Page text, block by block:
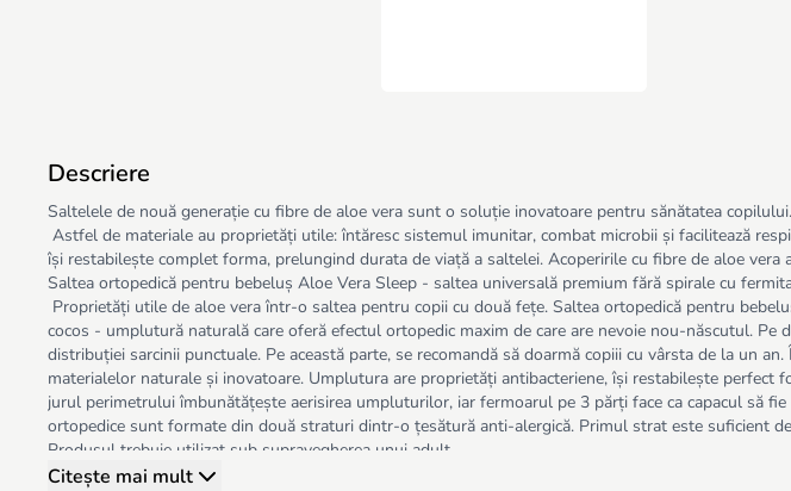
Descriere
Saltelele de nouă generație cu fibre de aloe vera sunt o soluție inovatoare pentru sănătatea copilului.
Astfel de materiale au proprietăți utile: întăresc sistemul imunitar, combat microbii și facilitează
își restabilește complet forma, prelungind durata de viață a saltelei. Acoperirile cu fibre de aloe
Saltea ortopedică pentru bebeluș Aloe Vera Sleep - saltea universală premium fără spirale cu
Proprietăți utile de aloe vera într-o saltea pentru copii cu două fețe. Saltea ortopedică pentru
cocos - umplutură naturală care oferă efectul ortopedic maxim de care are nevoie nou-născutul.
distribuției sarcinii punctuale. Pe această parte, se recomandă să doarmă copiii cu vârsta de la un
materialelor naturale și inovatoare. Umplutura are proprietăți antibacteriene, își restabilește
jurul perimetrului îmbunătățește aerisirea umpluturilor, iar fermoarul pe 3 părți face ca capacul să
ortopedice sunt formate din două straturi dintr-o țesătură anti-alergică. Primul strat este suficient
Produsul trebuie utilizat sub supravegherea unui adult.
Produsele sunt confecționate din materiale de calitate superioară
Citește mai mult